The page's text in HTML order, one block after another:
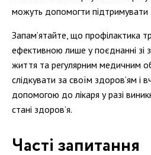
можуть допомогти підтримувати
Запам’ятайте, що профілактика
ефективною лише у поєднанні
життя та регулярним медичним
слідкувати за своїм здоров’ям і
допомогою до лікаря у разі
стані здоров’я.
Часті запитання